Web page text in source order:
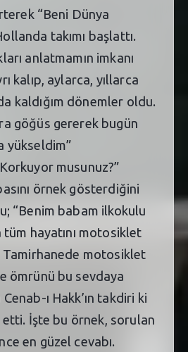
“Beni Dünya
takımı başlattı.
anlatmamın imkanı
kalıp, aylarca, yıllarca
kaldığım dönemler oldu.
göğüs gererek bugün
yükseldim”
musunuz?”
örnek gösterdiğini
“Benim babam ilkokulu
hayatını motosiklet
Tamirhanede motosiklet
ömrünü bu sevdaya
ı Hakk’ın takdiri ki
İşte bu örnek, sorulan
en güzel cevabı.